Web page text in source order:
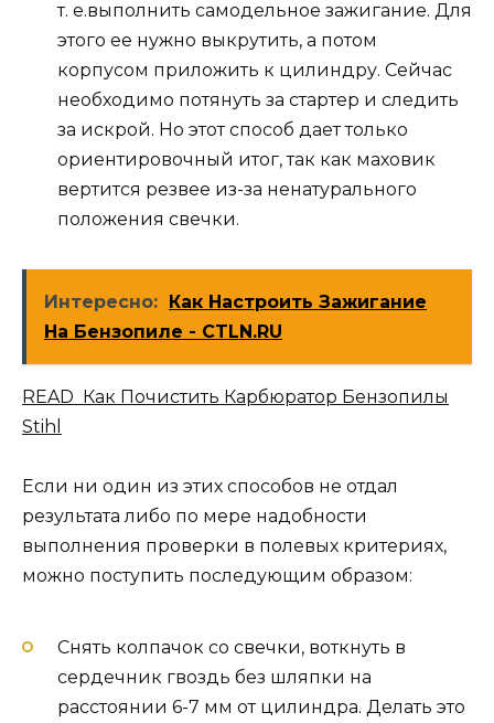
т. е.выполнить самодельное зажигание. Для
этого ее нужно выкрутить, а потом
корпусом приложить к цилиндру. Сейчас
необходимо потянуть за стартер и следить
за искрой. Но этот способ дает только
ориентировочный итог, так как маховик
вертится резвее из-за ненатурального
положения свечки.
Интересно: Как Настроить Зажигание
На Бензопиле - CTLN.RU
READ Как Почистить Карбюратор Бензопилы
Stihl
Если ни один из этих способов не отдал
результата либо по мере надобности
выполнения проверки в полевых критериях,
можно поступить последующим образом:
Снять колпачок со свечки, воткнуть в
сердечник гвоздь без шляпки на
расстоянии 6-7 мм от цилиндра. Делать это